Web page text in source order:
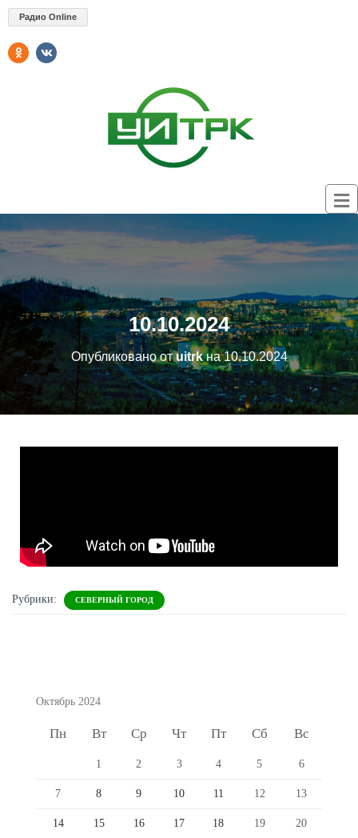
Радио Online
10.10.2024
Опубликовано отuitrkна10.10.2024
Рубрики: СЕВЕРНЫЙ ГОРОД
Октябрь 2024
Пн Вт Ср Чт Пт Сб Вс
1 2 3 4 5 6
7 8 9 10 11 12 13
14 15 16 17 18 19 20